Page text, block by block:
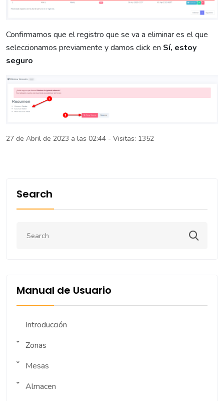
Search
Manual de Usuario
Introducción
Zonas
Mesas
Almacen
Confirmamos que el registro que se va a eliminar es el que
seleccionamos previamente y damos click en Sí, estoy
seguro
27 de Abril de 2023 a las 02:44 - Visitas: 1352